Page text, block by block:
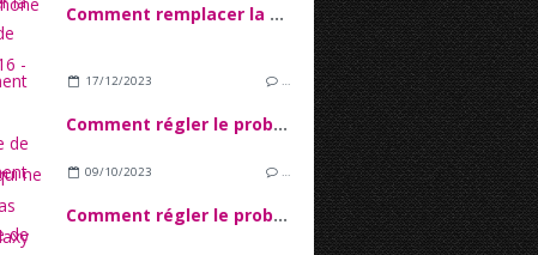
Comment remplacer la batterie de l'iPhone 16 - Tutoriel Complet
17/12/2023 …
Comment régler le problème de batterie qui ne charge pas sur le Galaxy A34 ?
09/10/2023 …
Comment régler le problème de décharge rapide de la batterie Galaxy S21 Ultra ?